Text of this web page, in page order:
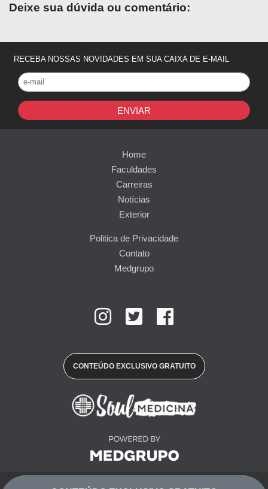
Deixe sua dúvida ou comentário:
RECEBA NOSSAS NOVIDADES EM SUA CAIXA DE E-MAIL
ENVIAR
Home
Faculdades
Carreiras
Notícias
Exterior
Politica de Privacidade
Contato
Medgrupo
CONTEÚDO EXCLUSIVO GRATUITO
© 2019 Copyright Soul Medicina